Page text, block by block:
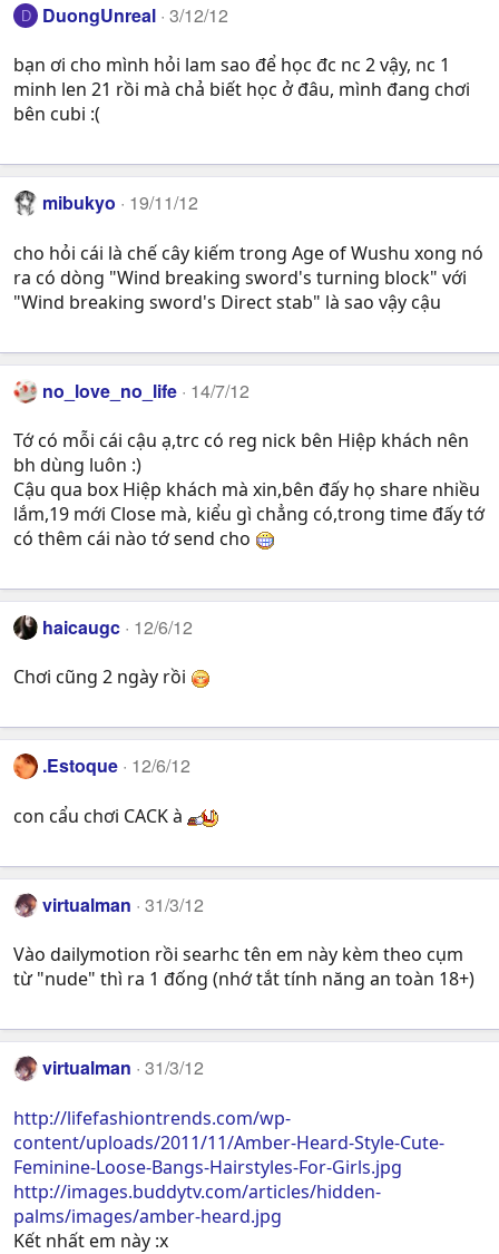
D DuongUnreal 3/12/12
bạn ơi cho mình hỏi lam sao để học đc nc 2 vậy, nc 1
minh len 21 rồi mà chả biết học ở đâu, mình đang chơi
bên cubi :(
mibukyo 19/11/12
cho hỏi cái là chế cây kiếm trong Age of Wushu xong nó
ra có dòng "Wind breaking sword's turning block" với
"Wind breaking sword's Direct stab" là sao vậy cậu
no_love_no_life 14/7/12
Tớ có mỗi cái cậu ạ,trc có reg nick bên Hiệp khách nên
bh dùng luôn :)
Cậu qua box Hiệp khách mà xin,bên đấy họ share nhiều
lắm,19 mới Close mà, kiểu gì chẳng có,trong time đấy tớ
có thêm cái nào tớ send cho
haicaugc 12/6/12
Chơi cũng 2 ngày rồi
.Estoque 12/6/12
con cẩu chơi CACK à
virtualman 31/3/12
Vào dailymotion rồi searhc tên em này kèm theo cụm
từ "nude" thì ra 1 đống (nhớ tắt tính năng an toàn 18+)
virtualman 31/3/12
http://lifefashiontrends.com/wp-
content/uploads/2011/11/Amber-Heard-Style-Cute-
Feminine-Loose-Bangs-Hairstyles-For-Girls.jpg
http://images.buddytv.com/articles/hidden-
palms/images/amber-heard.jpg
Kết nhất em này :x